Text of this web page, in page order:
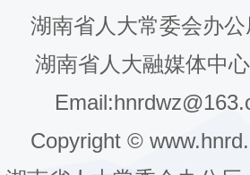
会议现场。
湖南省人大常委会办
湖南省人大融媒体中
Copyright ©